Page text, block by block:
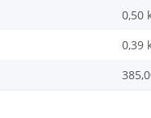
0,50
0,39